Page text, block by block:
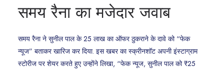
समय रैना का मजेदार जवाब
समय रैना ने सुनील पाल के 25 लाख का ऑफर ठुकराने के दावे को “फेक
न्यूज” बताकर खारिज कर दिया. इस खबर का स्क्रीनशॉट अपनी इंस्टाग्राम
स्टोरीज पर शेयर करते हुए उन्होंने लिखा, “फेक न्यूज, सुनील पाल को ₹25